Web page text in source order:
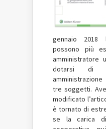
gennaio 2018
possono più
amministratore
dotarsi di
tre soggetti.
modificato
è tornato di
se la carica